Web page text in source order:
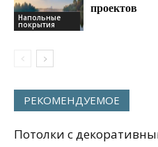
Напольные
покрытия
проектов
РЕКОМЕНДУЕМОЕ
Потолки с